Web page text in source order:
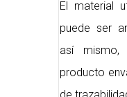
El material
puede ser
así mismo,
producto